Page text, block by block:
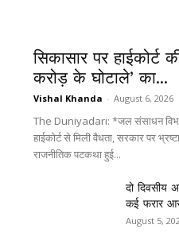
सिकासार पर हाईकोर्ट
करोड़ के घोटाले’ का...
Vishal Khanda - August 6, 2026
The Duniyadari: *जल संसाधन विभाग
हाईकोर्ट से मिली वैधता, सरकार पर
राजनीतिक पटकथा हुई...
दो दिवसीय
कई फरार
August 5,